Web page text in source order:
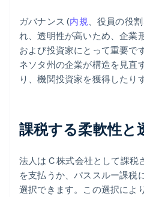
ガバナンス (内規、役員の役
れ、透明性が高いため、企業
および投資家にとって重要で
ネソタ州の企業が構造を見直
り、機関投資家を獲得したり
課税する柔軟性と
法人は C 株式会社として課税
を支払うか、パススルー課税
選択できます。この選択によ